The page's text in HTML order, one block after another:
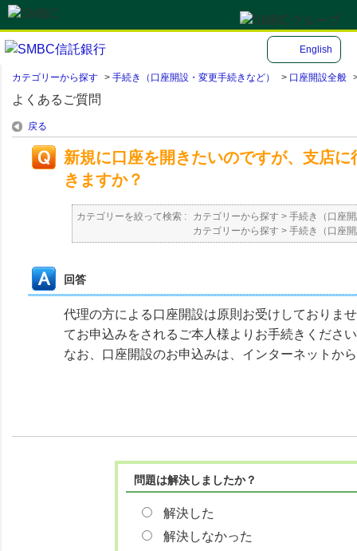
English
カテゴリーから探す > 手続き（口座開設・変更手続きなど） > 口座開設全般
よくあるご質問
戻る
新規に口座を開きたいのですが、支店
きますか？
カテゴリーを絞って検索 : カテゴリーから探す > 手続き（口座
カテゴリーから探す > 手続き（口座
回答
代理の方による口座開設は原則お受けしておりま
てお申込みをされるご本人様よりお手続きくださ
なお、口座開設のお申込みは、インターネットか
問題は解決しましたか？
解決した
解決しなかった